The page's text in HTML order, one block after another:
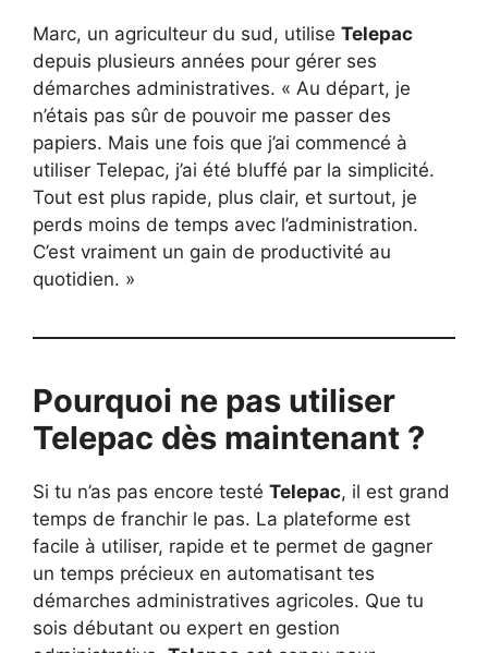
Marc, un agriculteur du sud, utilise Telepac
depuis plusieurs années pour gérer ses
démarches administratives. « Au départ, je
n’étais pas sûr de pouvoir me passer des
papiers. Mais une fois que j’ai commencé à
utiliser Telepac, j’ai été bluffé par la simplicité.
Tout est plus rapide, plus clair, et surtout, je
perds moins de temps avec l’administration.
C’est vraiment un gain de productivité au
quotidien. »
Pourquoi ne pas utiliser
Telepac dès maintenant ?
Si tu n’as pas encore testé Telepac, il est grand
temps de franchir le pas. La plateforme est
facile à utiliser, rapide et te permet de gagner
un temps précieux en automatisant tes
démarches administratives agricoles. Que tu
sois débutant ou expert en gestion